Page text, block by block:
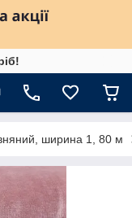
ширина 1, 80 м